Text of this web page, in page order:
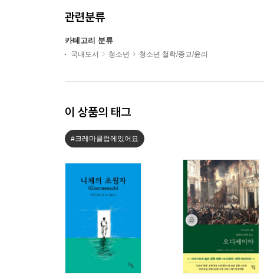
관련분류
카테고리 분류
국내도서 청소년 청소년 철학/종교/윤리
이 상품의 태그
#크레마클럽에있어요